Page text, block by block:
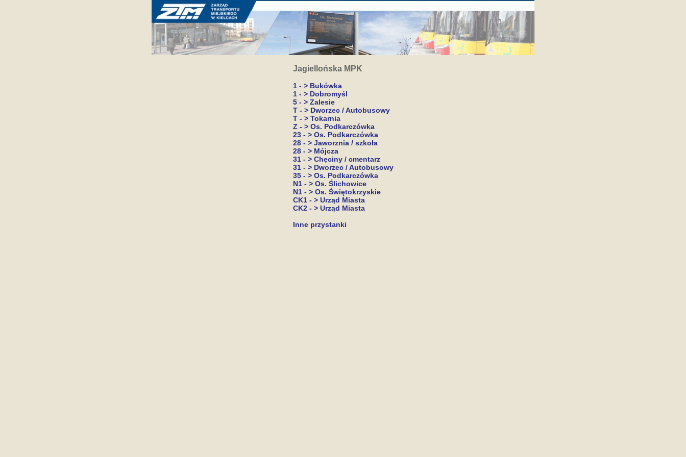
Jagiellońska MPK
1 - > Bukówka
1 - > Dobromyśl
5 - > Zalesie
T - > Dworzec / Autobusowy
T - > Tokarnia
Z - > Os. Podkarczówka
23 - > Os. Podkarczówka
28 - > Jaworznia / szkoła
28 - > Mójcza
31 - > Chęciny / cmentarz
31 - > Dworzec / Autobusowy
35 - > Os. Podkarczówka
N1 - > Os. Ślichowice
N1 - > Os. Świętokrzyskie
CK1 - > Urząd Miasta
CK2 - > Urząd Miasta
Inne przystanki